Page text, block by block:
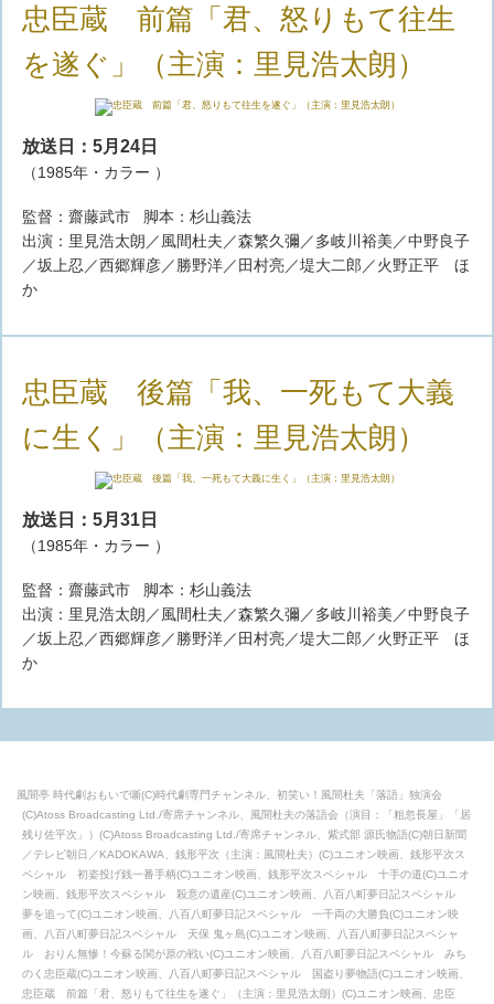
忠臣蔵 前篇「君、怒りもて往生
を遂ぐ」（主演：里見浩太朗）
放送日：5月24日
（1985年・カラー ）
監督：齋藤武市 脚本：杉山義法
出演：里見浩太朗／風間杜夫／森繁久彌／多岐川裕美／中野良子
／坂上忍／西郷輝彦／勝野洋／田村亮／堤大二郎／火野正平 ほ
か
忠臣蔵 後篇「我、一死もて大義
に生く」（主演：里見浩太朗）
放送日：5月31日
（1985年・カラー ）
監督：齋藤武市 脚本：杉山義法
出演：里見浩太朗／風間杜夫／森繁久彌／多岐川裕美／中野良子
／坂上忍／西郷輝彦／勝野洋／田村亮／堤大二郎／火野正平 ほ
か
風間亭 時代劇おもいで噺(C)時代劇専門チャンネル、初笑い！風間杜夫「落語」独演会
(C)Atoss Broadcasting Ltd./寄席チャンネル、風間杜夫の落語会（演目：「粗忽長屋」「居
残り佐平次」）(C)Atoss Broadcasting Ltd./寄席チャンネル、紫式部 源氏物語(C)朝日新聞
／テレビ朝日／KADOKAWA、銭形平次（主演：風間杜夫）(C)ユニオン映画、銭形平次ス
ペシャル 初姿投げ銭一番手柄(C)ユニオン映画、銭形平次スペシャル 十手の道(C)ユニオ
ン映画、銭形平次スペシャル 殺意の遺産(C)ユニオン映画、八百八町夢日記スペシャル
夢を追って(C)ユニオン映画、八百八町夢日記スペシャル 一千両の大勝負(C)ユニオン映
画、八百八町夢日記スペシャル 天保 鬼ヶ島(C)ユニオン映画、八百八町夢日記スペシャ
ル おりん無惨！今蘇る関が原の戦い(C)ユニオン映画、八百八町夢日記スペシャル みち
のく忠臣蔵(C)ユニオン映画、八百八町夢日記スペシャル 国盗り夢物語(C)ユニオン映画、
忠臣蔵 前篇「君、怒りもて往生を遂ぐ」（主演：里見浩太朗）(C)ユニオン映画、忠臣